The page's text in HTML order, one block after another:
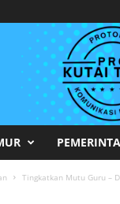
Tingkatkan Mutu Guru –